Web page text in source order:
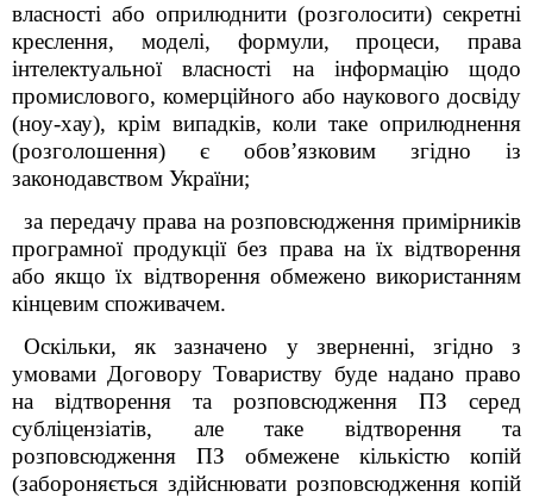
власності або оприлюднити (розголосити) секретні
креслення, моделі, формули, процеси, права
інтелектуальної власності на інформацію щодо
промислового, комерційного або наукового досвіду
(ноу-хау), крім випадків, коли таке оприлюднення
(розголошення) є обов’язковим згідно із
законодавством України;
за передачу права на розповсюдження примірників
програмної продукції без права на їх відтворення
або якщо їх відтворення обмежено використанням
кінцевим споживачем.
Оскільки, як зазначено у зверненні, згідно з
умовами Договору Товариству буде надано право
на відтворення та розповсюдження ПЗ серед
субліцензіатів, але таке відтворення та
розповсюдження ПЗ обмежене кількістю копій
(забороняється здійснювати розповсюдження копій